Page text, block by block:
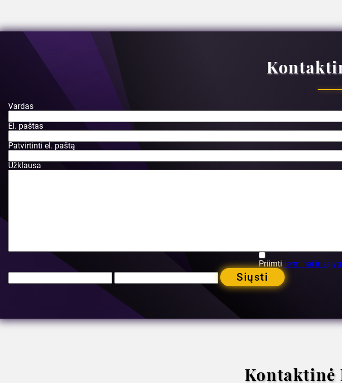
Vardas
El. paštas
Patvirtinti el. paštą
Užklausa
Priimtiterminai ir
Siųsti